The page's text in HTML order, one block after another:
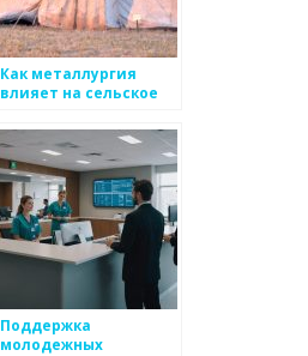
Как металлургия
влияет на сельское
Поддержка
молодежных